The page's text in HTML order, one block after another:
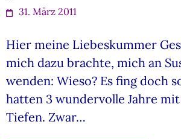
31. März 2011
Hier meine Liebeskummer
mich dazu brachte, mich an
wenden: Wieso? Es fing doch
hatten 3 wundervolle Jahre
Tiefen. Zwar…